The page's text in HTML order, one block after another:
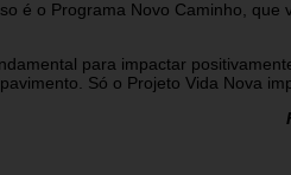
é o Programa Novo Caminho,
para impactar
Só o Projeto Vida Nova